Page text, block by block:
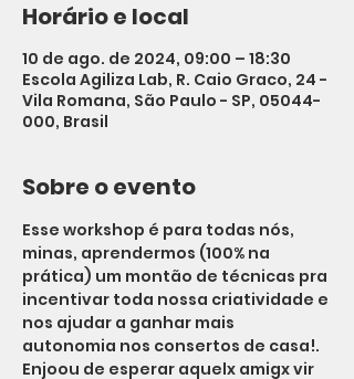
Horário e local
10 de ago. de 2024, 09:00 – 18:30
Escola Agiliza Lab, R. Caio Graco, 24 -
Vila Romana, São Paulo - SP, 05044-
000, Brasil
Sobre o evento
Esse workshop é para todas nós,
minas, aprendermos (100% na
prática) um montão de técnicas pra
incentivar toda nossa criatividade e
nos ajudar a ganhar mais
autonomia nos consertos de casa!.
Enjoou de esperar aquelx amigx vir